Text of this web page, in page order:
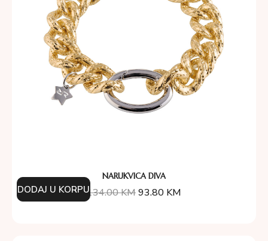
NARUKVICA DIVA
134.00KM93.80 KM
DODAJ U KORPU